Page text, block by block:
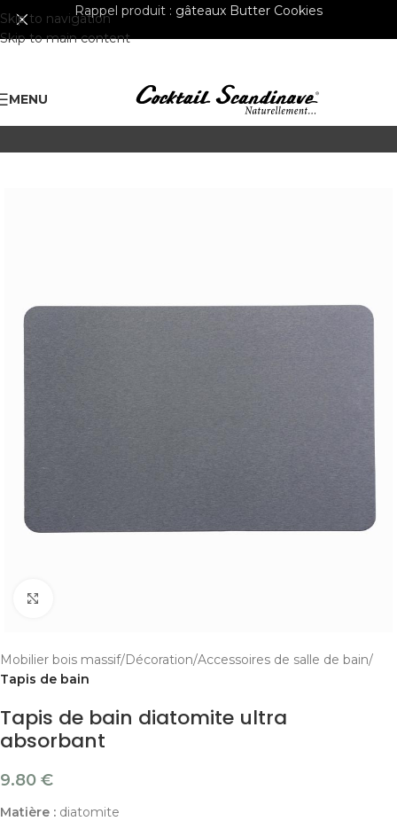
Skip to navigation
Skip to main content
Rappel produit : gâteaux Butter Cookies
MENU
Mobilier bois massif Décoration Accessoires de salle de bain
Tapis de bain
Tapis de bain diatomite ultra
absorbant
9.80 €
Matière : diatomite